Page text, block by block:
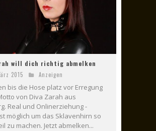
will dich richtig abmelken
2015 Anzeigen
bis die Hose platz vor Erregung
von Diva Zarah aus
Real und Onlinerziehung -
möglich um das Sklavenhirn so
zu machen. Jetzt abmelken...